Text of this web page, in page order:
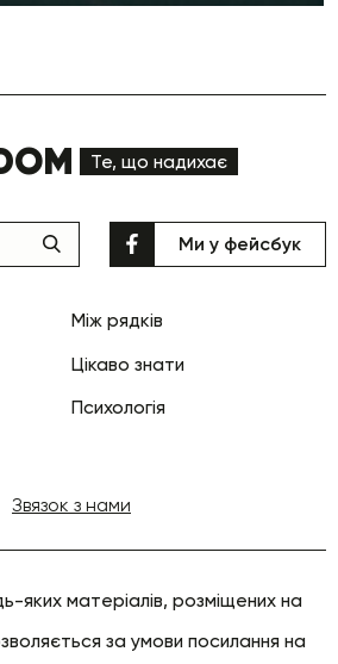
Те, що надихає
Між рядків
Цікаво знати
Психологія
Ми у фейсбук
Звязок з нами
яких матеріалів, розміщених на
за умови посилання на